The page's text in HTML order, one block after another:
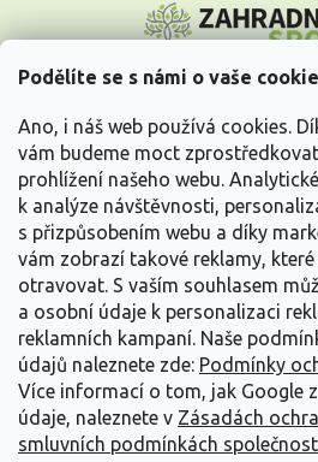
Podělíte se s námi o vaše
Ano, i náš web používá cookies.
vám budeme moct
prohlížení našeho webu.
k analýze návštěvnosti,
s přizpůsobením webu a díky
vám zobrazí takové reklamy,
otravovat. S vaším souhlasem
a osobní údaje k personalizaci
reklamních kampaní. Naše
údajů naleznete zde: Podmínky
Více informací o tom, jak Google
údaje, naleznete v Zásadách
smluvních podmínkách
p
Vše o nákupu
Informace pro Vás
Kontakujte nás